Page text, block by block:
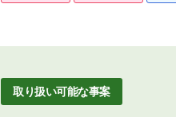
取り扱い可能な事案